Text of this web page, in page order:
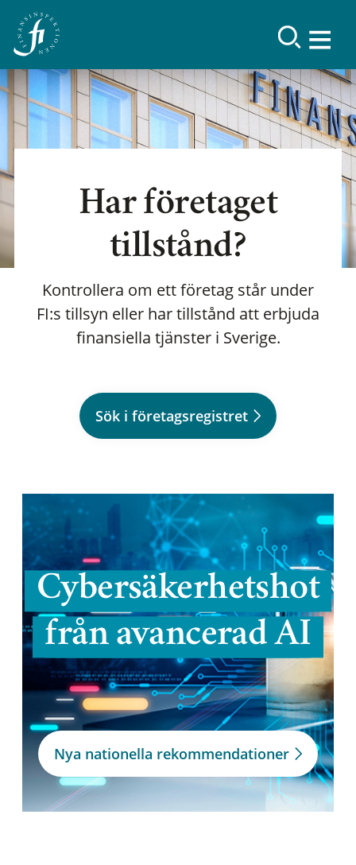
Har företaget
tillstånd?
Kontrollera om ett företag står under
FI:s tillsyn eller har tillstånd att erbjuda
finansiella tjänster i Sverige.
Sök i företagsregistret
Cybersäkerhetshot
från avancerad AI
Nya nationella rekommendationer